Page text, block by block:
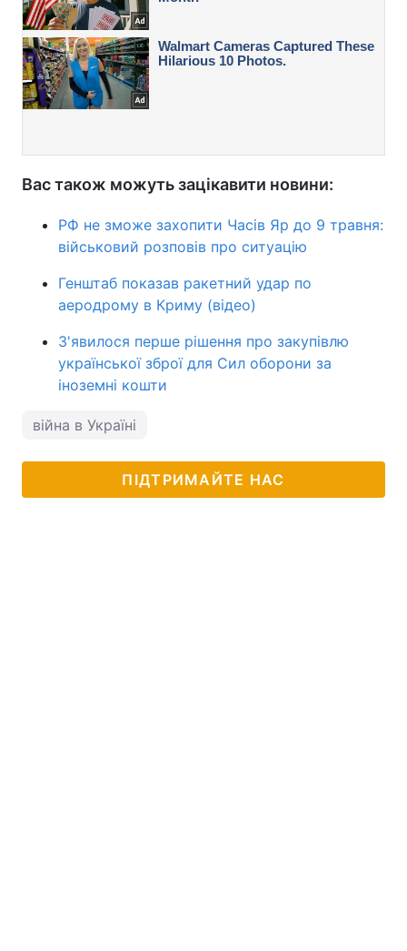
Вас також можуть зацікавити новини:
РФ не зможе захопити Часів Яр до 9 травня:
військовий розповів про ситуацію
Генштаб показав ракетний удар по
аеродрому в Криму (відео)
З'явилося перше рішення про закупівлю
української зброї для Сил оборони за
іноземні кошти
війна в Україні
ПІДТРИМАЙТЕ НАС